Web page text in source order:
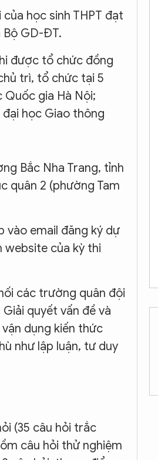
học sinh THPT đạt
GD-ĐT.
được tổ chức đồng
trì, tổ chức tại 5
gia Hà Nội;
học Giao thông
Bắc Nha Trang, tỉnh
quân 2 (phường Tam
vào email đăng ký dự
website của kỳ thi
các trường quân đội
quyết vấn đề và
dụng kiến thức
như lập luận, tư duy
(35 câu hỏi trắc
câu hỏi thử nghiệm